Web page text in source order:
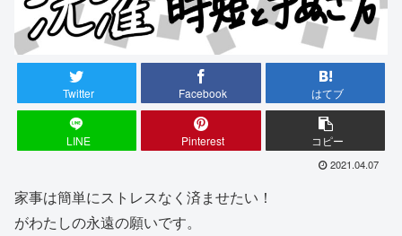
Twitter Facebook はてブ
LINE Pinterest コピー
2021.04.07
家事は簡単にストレスなく済ませたい！
がわたしの永遠の願いです。